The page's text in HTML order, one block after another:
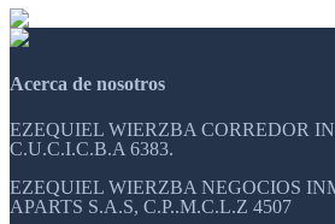
Acerca de nosotros
EZEQUIEL WIERZBA CORREDOR
C.U.C.I.C.B.A 6383.
EZEQUIEL WIERZBA NEGOCIOS
APARTS S.A.S, C.P..M.C.L.Z 4507